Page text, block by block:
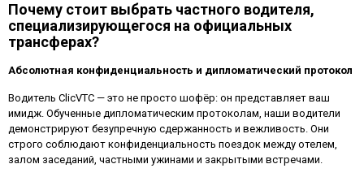
Почему стоит выбрать частного водителя,
специализирующегося на официальных
трансферах?
Абсолютная конфиденциальность и дипломатический протокол
Водитель ClicVTC — это не просто шофёр: он представляет ваш
имидж. Обученные дипломатическим протоколам, наши водители
демонстрируют безупречную сдержанность и вежливость. Они
строго соблюдают конфиденциальность поездок между отелем,
залом заседаний, частными ужинами и закрытыми встречами.